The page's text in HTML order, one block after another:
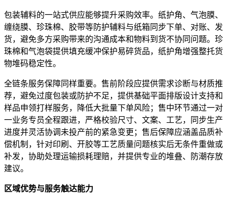
包装辅料的一站式供应能够提升采购效率。纸护角、气泡膜、
缠绕膜、珍珠棉、胶带等防护辅料与纸箱同步下单、对账、发
货，避免多方采购带来的沟通成本和物料到货不协同问题。珍
珠棉和气泡袋提供填充缓冲保护易碎货品，纸护角增强整托货
物堆码稳定性。
全链条服务保障同样重要。售前阶段应提供需求诊断与材质推
荐，避免过度包装或防护不足，提供基础平面排版设计支持和
样品申领打样服务，降低大批量下单风险；售中环节通过一对
一业务专员全程跟进，严格校验尺寸、文案、工艺，同步生产
进度并灵活协调未投产前的紧急变更；售后保障应涵盖品质补
偿机制，针对印刷、开胶等工艺质量问题核实后无条件重做或
补发，协助处理运输损耗理赔，并提供专业的堆叠、防潮存放
建议。
区域优势与服务触达能力